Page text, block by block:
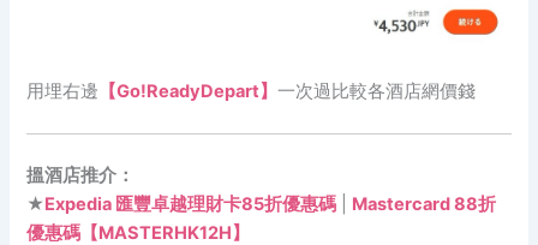
用埋右邊 【Go!ReadyDepart】一次過比較各酒店網價錢
搵酒店推介：
★Expedia 匯豐卓越理財卡85折優惠碼
Mastercard 88折
優惠碼【MASTERHK12H】